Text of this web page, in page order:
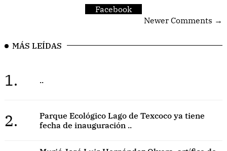
Facebook
Newer Comments →
MÁS LEÍDAS
1. ..
2.
Parque Ecológico Lago de Texcoco ya tiene
fecha de inauguración ..